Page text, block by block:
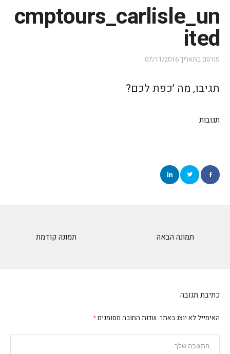
cmptours_carlisle_un
ited
פורסם בתאריך07/11/2016
תגיבו, מה ׳כפת לכם?
תגובות
תמונה קודמת תמונה הבאה
כתיבת תגובה
האימייל לא יוצג באתר. שדות החובה מסומנים*